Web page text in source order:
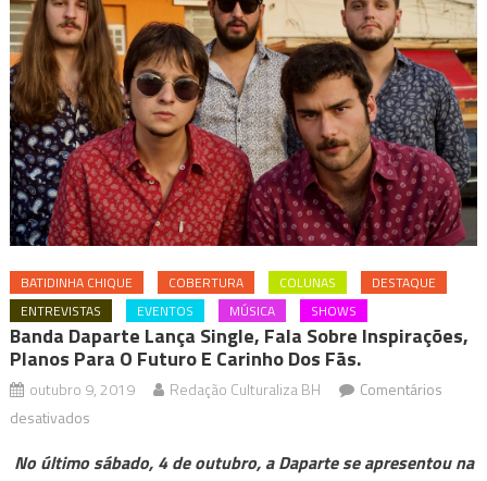
BATIDINHA CHIQUE COBERTURA COLUNAS
DESTAQUE
ENTREVISTAS
EVENTOS MÚSICA SHOWS
Banda Daparte Lança Single, Fala Sobre Inspirações,
Planos Para O Futuro E Carinho Dos Fãs.
outubro 9, 2019 Redação Culturaliza BH
Comentários
desativadosem
Daparte
No último sábado, 4 de outubro, a Daparte se apresentou na